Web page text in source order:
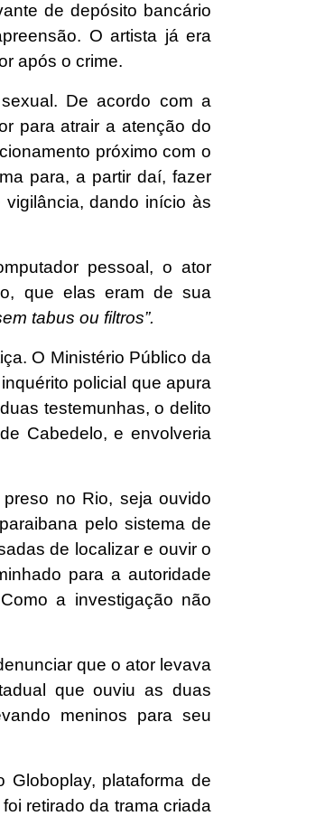
de depósito bancário
O artista já era
após o crime.
De acordo com a
para atrair a atenção do
próximo com o
para, a partir daí, fazer
dando início às
pessoal, o ator
que elas eram de sua
tabus ou filtros”.
O Ministério Público da
policial que apura
testemunhas, o delito
Cabedelo, e envolveria
no Rio, seja ouvido
pelo sistema de
de localizar e ouvir o
para a autoridade
a investigação não
que o ator levava
que ouviu as duas
meninos para seu
plataforma de
retirado da trama criada